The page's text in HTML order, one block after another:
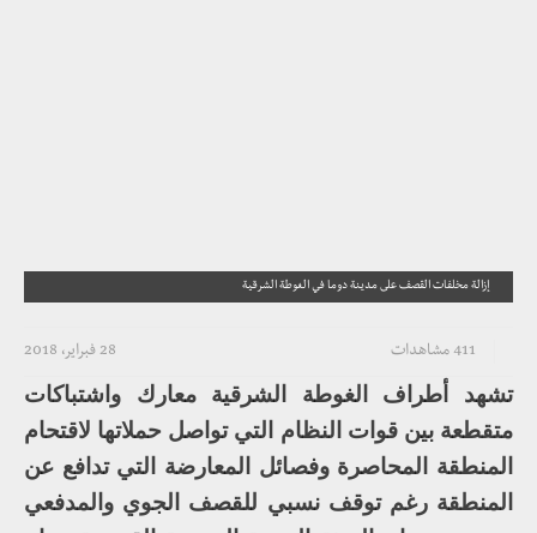
إزالة مخلفات القصف على مدينة دوما في الغوطة الشرقية
28 فبراير، 2018 411 مشاهدات
تشهد أطراف الغوطة الشرقية معارك واشتباكات
متقطعة بين قوات النظام التي تواصل حملاتها لاقتحام
المنطقة المحاصرة وفصائل المعارضة التي تدافع عن
المنطقة رغم توقف نسبي للقصف الجوي والمدفعي